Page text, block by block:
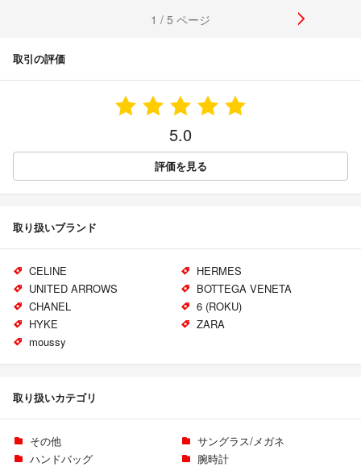
1 / 5 ページ
取引の評価
5.0
評価を見る
取り扱いブランド
CELINE
HERMES
UNITED ARROWS
BOTTEGA VENETA
CHANEL
6 (ROKU)
HYKE
ZARA
moussy
取り扱いカテゴリ
その他
サングラス/メガネ
ハンドバッグ
腕時計